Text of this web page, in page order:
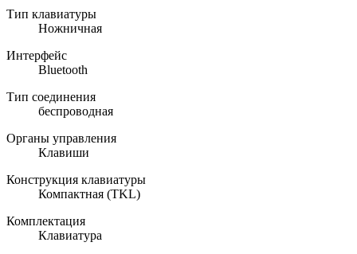
Тип клавиатуры
Ножничная
Интерфейс
Bluetooth
Тип соединения
беспроводная
Органы управления
Клавиши
Конструкция клавиатуры
Компактная (TKL)
Комплектация
Клавиатура